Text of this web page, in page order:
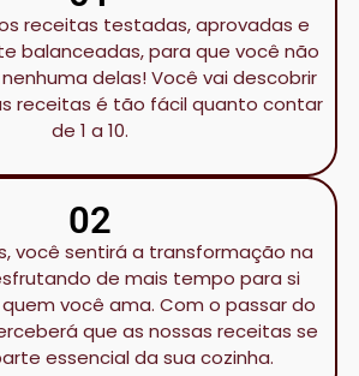
receitas testadas, aprovadas e
balanceadas, para que você não
delas! Você vai descobrir
receitas é tão fácil quanto contar
de 1 a 10.
02
você sentirá a transformação na
de mais tempo para si
você ama. Com o passar do
que as nossas receitas se
essencial da sua cozinha.